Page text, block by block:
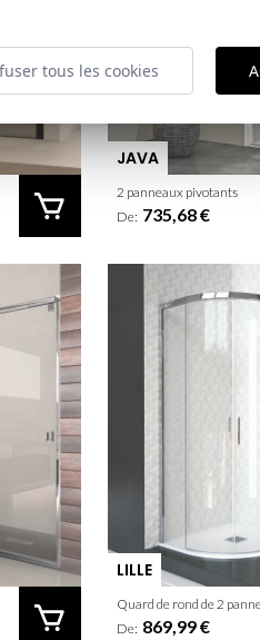
JAVA
2 panneaux pivotants
De: 735,68 €
LILLE
De: 869,99 €
tous les cookies